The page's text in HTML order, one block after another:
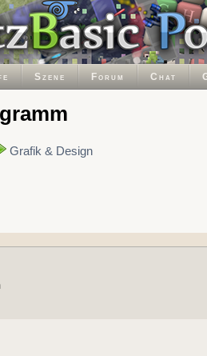
Szene Forum Chat
Grafik & Design